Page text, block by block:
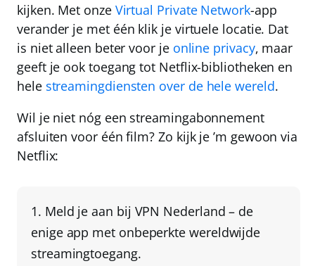
kijken. Met onze Virtual Private Network-app
verander je met één klik je virtuele locatie. Dat
is niet alleen beter voor je online privacy, maar
geeft je ook toegang tot Netflix-bibliotheken en
hele streamingdiensten over de hele wereld.
Wil je niet nóg een streamingabonnement
afsluiten voor één film? Zo kijk je ’m gewoon via
Netflix:
Meld je aan bij VPN Nederland – de
enige app met onbeperkte wereldwijde
streamingtoegang.